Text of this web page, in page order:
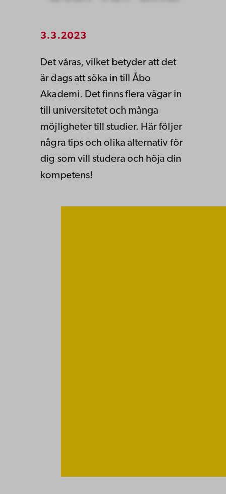
3.3.2023
Det våras, vilket betyder att det
är dags att söka in till Åbo
Akademi. Det finns flera vägar in
till universitetet och många
möjligheter till studier. Här följer
några tips och olika alternativ för
dig som vill studera och höja din
kompetens!